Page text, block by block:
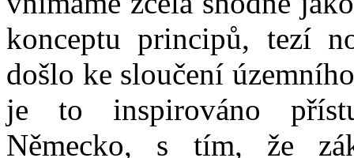
konceptu principů, tezí
došlo ke sloučení
je to inspirováno
Německo, s tím, že